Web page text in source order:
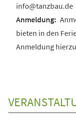
info@tanzbau.de
bieten in den
Anmeldung